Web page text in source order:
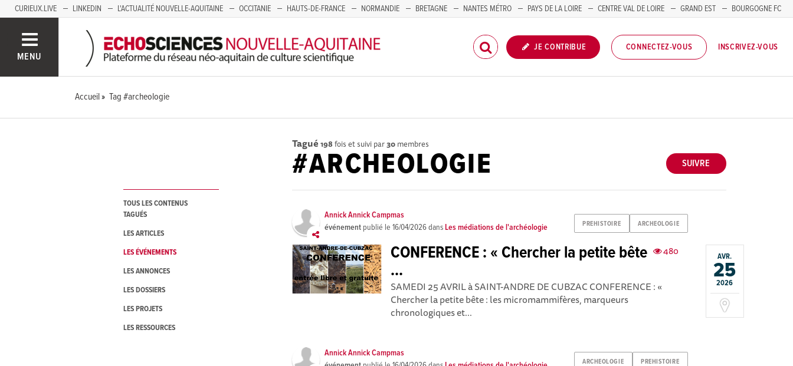
CURIEUX.LIVE LINKEDIN L'ACTUALITÉ NOUVELLE-AQUITAINE OCCITANIE HAUTS-DE-FRANCE NORMANDIE BRETAGNE NANTES MÉTRO PAYS DE LA LOIRE CENTRE VAL DE LOIRE GRAND EST
BOURGOGNE FC
MENU
JE CONTRIBUE CONNECTEZ-VOUS INSCRIVEZ-VOUS
Accueil Tag #archeologie
TOUS LES CONTENUS
TAGUÉS
LES ARTICLES
LES ÉVÉNEMENTS
LES ANNONCES
LES DOSSIERS
LES PROJETS
LES RESSOURCES
Tagué 198 fois et suivi par30 membres
SUIVRE
#ARCHEOLOGIE
PREHISTOIRE ARCHEOLOGIE
Annick Annick Campmas
événement publié le16/04/2026dansLes médiations de l'archéologie
AVR.
25
2026
480
CONFERENCE : « Chercher la petite bête
...
SAMEDI 25 AVRIL à SAINT-ANDRE DE CUBZAC CONFERENCE : «
Chercher la petite bête : les micromammifères, marqueurs
chronologiques et...
ARCHEOLOGIE PREHISTOIRE
Annick Annick Campmas